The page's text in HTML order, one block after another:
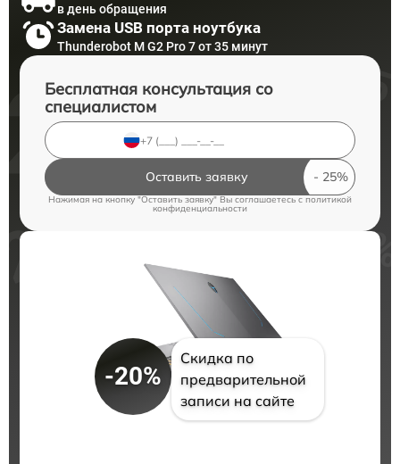
в день обращения
Замена USB порта ноутбука
Thunderobot M G2 Pro 7 от 35 минут
Бесплатная консультация со
специалистом
Оставить заявку
Нажимая на кнопку "Оставить заявку" Вы соглашаетесь cполитикой
конфиденциальности
-20%
Скидка по
предварительной
записи на сайте